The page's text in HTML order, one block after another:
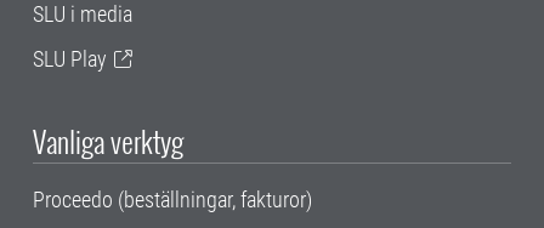
SLU i media
SLU Play
Vanliga verktyg
Proceedo (beställningar, fakturor)